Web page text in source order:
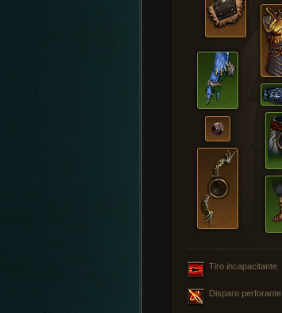
Tiro incapacitante
Disparo perforante